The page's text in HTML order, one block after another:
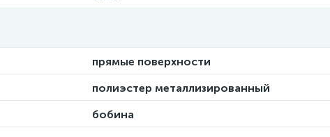
прямые поверхности
полиэстер металлизированный
бобина